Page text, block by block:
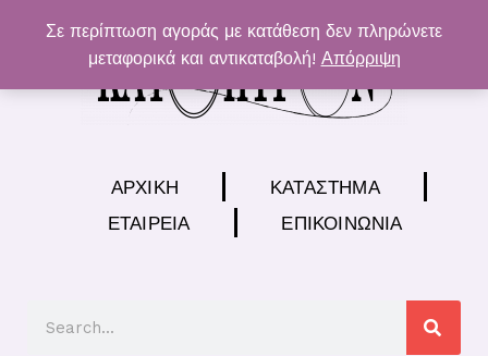
Σε περίπτωση αγοράς με κατάθεση δεν πληρώνετε
μεταφορικά και αντικαταβολή! Απόρριψη
περιεχόμενο
ΑΡΧΙΚΉ
ΚΑΤΆΣΤΗΜΑ
ΕΤΑΙΡΕΊΑ
ΕΠΙΚΟΙΝΩΝΊΑ